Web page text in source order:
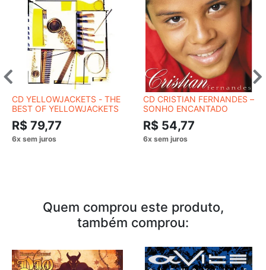
CD YELLOWJACKETS - THE
BEST OF YELLOWJACKETS
R$ 79,77
CD CRISTIAN FERNANDES ‎–
SONHO ENCANTADO
R$ 54,77
Quem comprou este produto,
também comprou: